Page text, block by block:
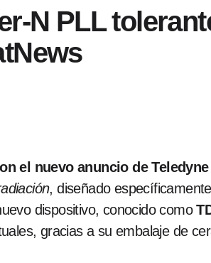
N PLL
el nuevo anuncio de Teledyne
, diseñado
dispositivo, conocido como
gracias a su embalaje de